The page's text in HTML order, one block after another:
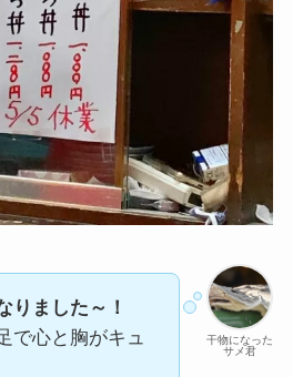
干物になった
サメ君
りました～！
で心と胸がキュ